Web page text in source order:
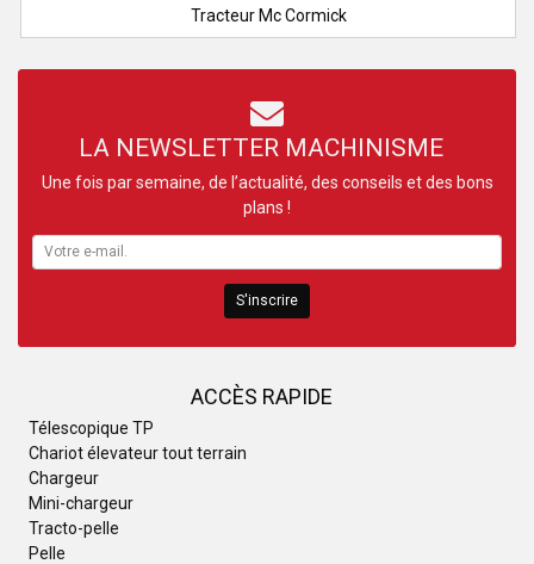
ACCÈS RAPIDE
Télescopique TP
Chariot élevateur tout terrain
Chargeur
Mini-chargeur
Tracto-pelle
Pelle
Tracteur Mc Cormick
LA NEWSLETTER MACHINISME
Une fois par semaine, de l’actualité, des conseils et des bons
plans !
S'inscrire